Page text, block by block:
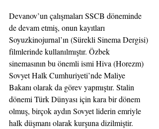
Devanov’un çalışmaları SSCB döneminde
de devam etmiş, onun kayıtları
Soyuzkinojurnal’ın (Sürekli Sinema Dergisi)
filmlerinde kullanılmıştır. Özbek
sinemasının bu önemli ismi Hiva (Horezm)
Sovyet Halk Cumhuriyeti’nde Maliye
Bakanı olarak da görev yapmıştır. Stalin
dönemi Türk Dünyası için kara bir dönem
olmuş, birçok aydın Sovyet liderin emriyle
halk düşmanı olarak kurşuna dizilmiştir.